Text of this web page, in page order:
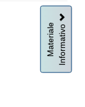
MaterialeInformativo